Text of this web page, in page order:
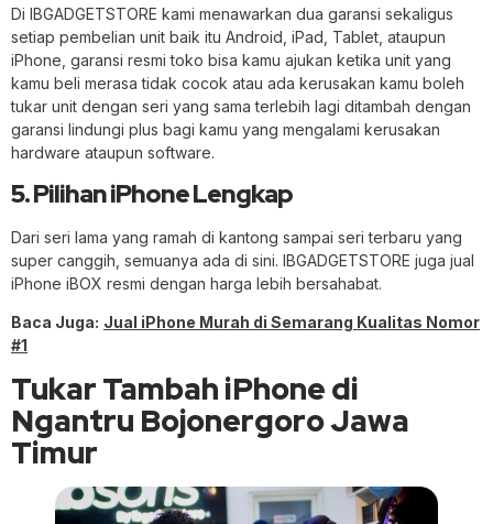
Di IBGADGETSTORE kami menawarkan dua garansi sekaligus
setiap pembelian unit baik itu Android, iPad, Tablet, ataupun
iPhone, garansi resmi toko bisa kamu ajukan ketika unit yang
kamu beli merasa tidak cocok atau ada kerusakan kamu boleh
tukar unit dengan seri yang sama terlebih lagi ditambah dengan
garansi lindungi plus bagi kamu yang mengalami kerusakan
hardware ataupun software.
5. Pilihan iPhone Lengkap
Dari seri lama yang ramah di kantong sampai seri terbaru yang
super canggih, semuanya ada di sini. IBGADGETSTORE juga jual
iPhone iBOX resmi dengan harga lebih bersahabat.
Baca Juga: Jual iPhone Murah di Semarang Kualitas Nomor
#1
Tukar Tambah iPhone di
Ngantru Bojonergoro Jawa
Timur